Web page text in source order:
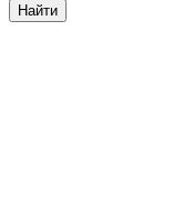
Найти